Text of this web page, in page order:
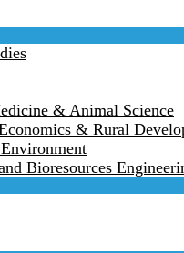
& Animal Science
& Rural
Bioresources